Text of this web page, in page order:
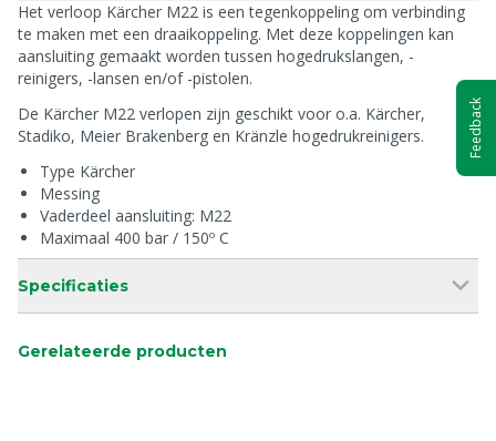
Het verloop Kärcher M22 is een tegenkoppeling om verbinding
te maken met een draaikoppeling. Met deze koppelingen kan
aansluiting gemaakt worden tussen hogedrukslangen, -
reinigers, -lansen en/of -pistolen.
De Kärcher M22 verlopen zijn geschikt voor o.a. Kärcher,
Stadiko, Meier Brakenberg en Kränzle hogedrukreinigers.
Type Kärcher
Messing
Vaderdeel aansluiting: M22
Maximaal 400 bar / 150º C
Specificaties
Gerelateerde producten
Feedback